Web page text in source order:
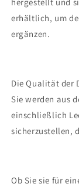
hergestellt und
erhältlich, um
ergänzen.
Die Qualität der
Sie werden aus
einschließlich
sicherzustellen,
Ob Sie sie für